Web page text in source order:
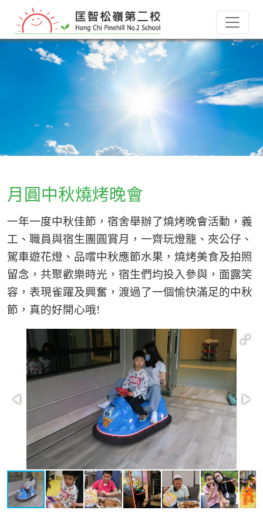
月圓中秋燒烤晚會
一年一度中秋佳節，宿舍舉辦了燒烤晚會活動，義
工、職員與宿生團圓賞月，一齊玩燈籠、夾公仔、
駕車遊花燈、品嚐中秋應節水果，燒烤美食及拍照
留念，共聚歡樂時光，宿生們均投入參與，面露笑
容，表現雀躍及興奮，渡過了一個愉快滿足的中秋
節，真的好開心哦!